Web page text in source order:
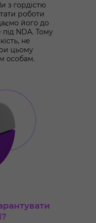
з гордістю
роботи
його до
NDA. Тому
не
цьому
особам.